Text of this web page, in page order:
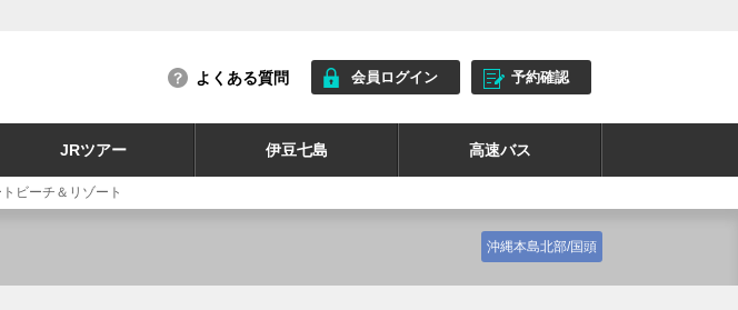
よくある質問 会員ログイン 予約確認
JRツアー 伊豆七島 高速バス
ビーチ＆リゾート
沖縄本島北部/国頭